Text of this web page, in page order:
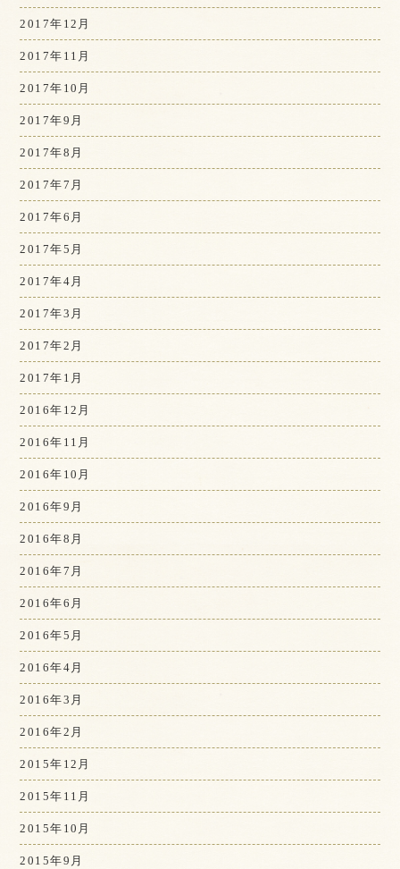
2017年12月
2017年11月
2017年10月
2017年9月
2017年8月
2017年7月
2017年6月
2017年5月
2017年4月
2017年3月
2017年2月
2017年1月
2016年12月
2016年11月
2016年10月
2016年9月
2016年8月
2016年7月
2016年6月
2016年5月
2016年4月
2016年3月
2016年2月
2015年12月
2015年11月
2015年10月
2015年9月